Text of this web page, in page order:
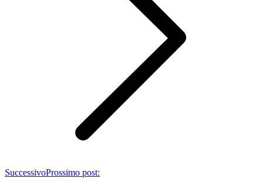
SuccessivoProssimo post: